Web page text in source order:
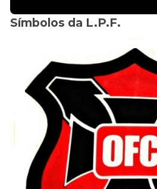
Símbolos da L.P.F.